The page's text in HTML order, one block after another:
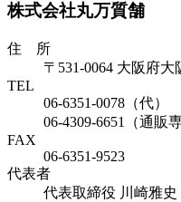
株式会社丸万質舗
住 所
〒531-0064 大阪府
TEL
06-6351-0078（代）
06-4309-6651（通販専
FAX
06-6351-9523
代表者
代表取締役 川崎雅史